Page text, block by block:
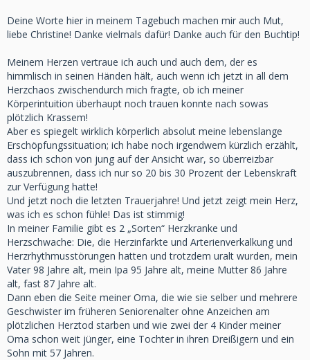
Deine Worte hier in meinem Tagebuch machen mir auch Mut,
liebe Christine! Danke vielmals dafür! Danke auch für den Buchtip!
Meinem Herzen vertraue ich auch und auch dem, der es
himmlisch in seinen Händen hält, auch wenn ich jetzt in all dem
Herzchaos zwischendurch mich fragte, ob ich meiner
Körperintuition überhaupt noch trauen konnte nach sowas
plötzlich Krassem!
Aber es spiegelt wirklich körperlich absolut meine lebenslange
Erschöpfungssituation; ich habe noch irgendwem kürzlich erzählt,
dass ich schon von jung auf der Ansicht war, so überreizbar
auszubrennen, dass ich nur so 20 bis 30 Prozent der Lebenskraft
zur Verfügung hatte!
Und jetzt noch die letzten Trauerjahre! Und jetzt zeigt mein Herz,
was ich es schon fühle! Das ist stimmig!
In meiner Familie gibt es 2 „Sorten“ Herzkranke und
Herzschwache: Die, die Herzinfarkte und Arterienverkalkung und
Herzrhythmusstörungen hatten und trotzdem uralt wurden, mein
Vater 98 Jahre alt, mein Ipa 95 Jahre alt, meine Mutter 86 Jahre
alt, fast 87 Jahre alt.
Dann eben die Seite meiner Oma, die wie sie selber und mehrere
Geschwister im früheren Seniorenalter ohne Anzeichen am
plötzlichen Herztod starben und wie zwei der 4 Kinder meiner
Oma schon weit jünger, eine Tochter in ihren Dreißigern und ein
Sohn mit 57 Jahren.